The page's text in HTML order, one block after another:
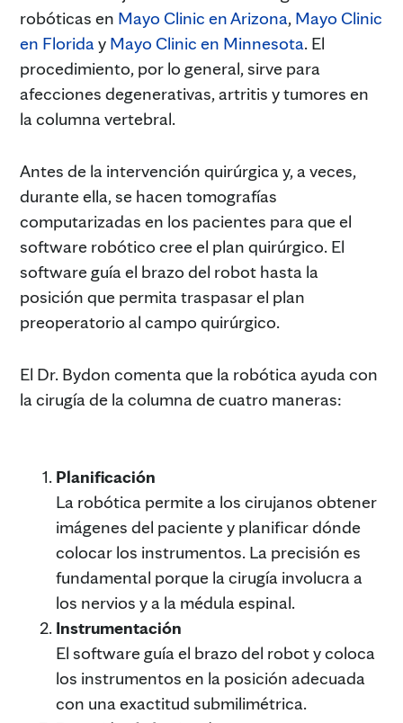
robóticas en Mayo Clinic en Arizona, Mayo Clinic
en Floriday Mayo Clinic en Minnesota. El
procedimiento, por lo general, sirve para
afecciones degenerativas, artritis y tumores en
la columna vertebral.
Antes de la intervención quirúrgica y, a veces,
durante ella, se hacen tomografías
computarizadas en los pacientes para que el
software robótico cree el plan quirúrgico. El
software guía el brazo del robot hasta la
posición que permita traspasar el plan
preoperatorio al campo quirúrgico.
El Dr. Bydon comenta que la robótica ayuda con
la cirugía de la columna de cuatro maneras:
Planificación
La robótica permite a los cirujanos obtener
imágenes del paciente y planificar dónde
colocar los instrumentos. La precisión es
fundamental porque la cirugía involucra a
los nervios y a la médula espinal.
Instrumentación
El software guía el brazo del robot y coloca
los instrumentos en la posición adecuada
con una exactitud submilimétrica.